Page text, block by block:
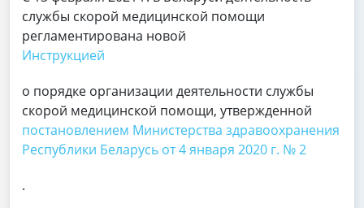
службы скорой медицинской помощи
регламентирована новой
Инструкцией
о порядке организации деятельности службы
скорой медицинской помощи, утвержденной
постановлением Министерства здравоохранения
Республики Беларусь от 4 января 2020 г. № 2
.